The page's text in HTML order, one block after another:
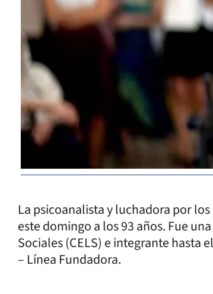
La psicoanalista y luchadora por
este domingo a los 93 años. Fue
Sociales (CELS) e integrante hasta
– Línea Fundadora.